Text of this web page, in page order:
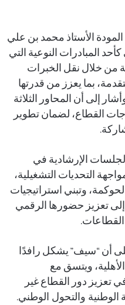
الأستاذ محمد بن علي
المبادرات النوعية التي
من خلال نقل الخبرات
بما يعزز من قدرتها
إلى أن المحاور الثلاثة
القطاع، لضمان تطوير
الإرشادية في
التحديات التشغيلية،
وتبني استراتيجيات
إلى تعزيز حضورها الرقمي
أن “سيف” يشكل رافدًا
ويتسق مع
رؤية المملكة 2030 في تعزيز دور القطاع غير
والتحول الوطني.